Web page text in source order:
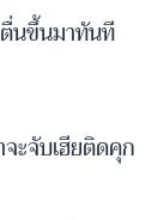
นขึ้นมาทันที
ะจับเฮียติดคุก